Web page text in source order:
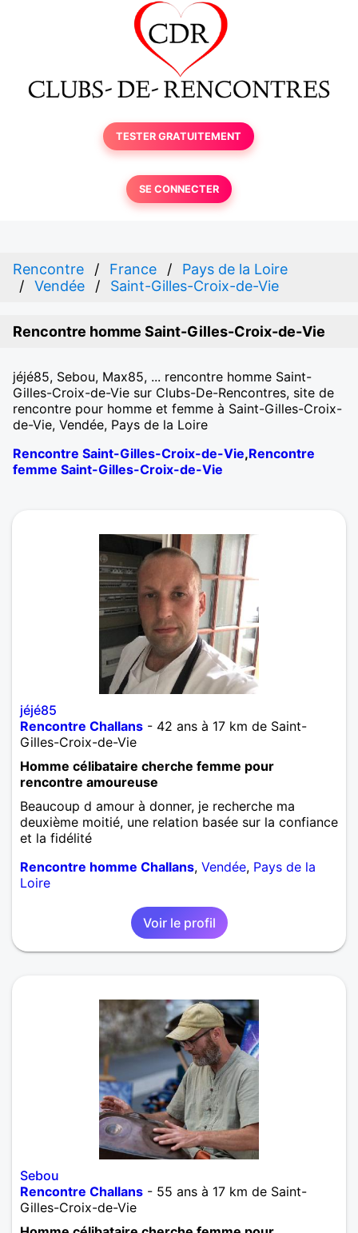
TESTER GRATUITEMENT
SE CONNECTER
Rencontre France
Pays de la Loire
Vendée
Saint-Gilles-Croix-de-Vie
Rencontre homme Saint-Gilles-Croix-de-Vie
jéjé85, Sebou, Max85, ... rencontre homme Saint-
Gilles-Croix-de-Vie sur Clubs-De-Rencontres, site de
rencontre pour homme et femme à Saint-Gilles-Croix-
de-Vie, Vendée, Pays de la Loire
Rencontre Saint-Gilles-Croix-de-Vie,Rencontre
femme Saint-Gilles-Croix-de-Vie
jéjé85
Rencontre Challans - 42 ans à 17 km de Saint-
Gilles-Croix-de-Vie
Homme célibataire cherche femme pour
rencontre amoureuse
Beaucoup d amour à donner, je recherche ma
deuxième moitié, une relation basée sur la confiance
et la fidélité
Rencontre homme Challans, Vendée, Pays de la
Loire
Voir le profil
Sebou
Rencontre Challans - 55 ans à 17 km de Saint-
Gilles-Croix-de-Vie